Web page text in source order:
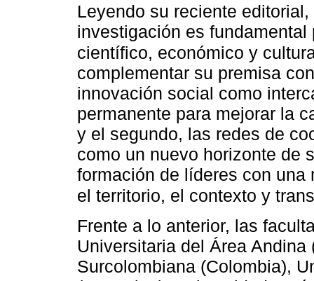
Leyendo su reciente
investigación es
científico, económico y
complementar su premisa
innovación social como
permanente para mejorar la
y el segundo, las redes de
como un nuevo horizonte de
formación de líderes con
el territorio, el contexto y
Frente a lo anterior, las
Universitaria del Área
Surcolombiana (Colombia),